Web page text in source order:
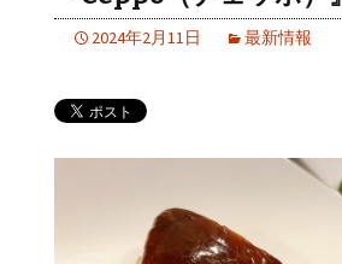
2024年2月11日 最新情報